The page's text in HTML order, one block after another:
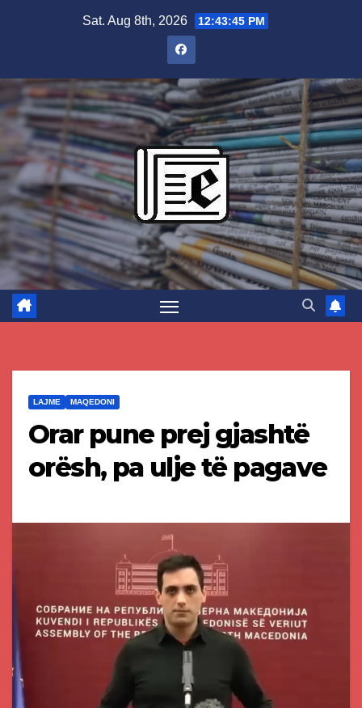
Sat. Aug 8th, 2026 12:43:46 PM
LAJME MAQEDONI
Orar pune prej gjashtë
orësh, pa ulje të pagave